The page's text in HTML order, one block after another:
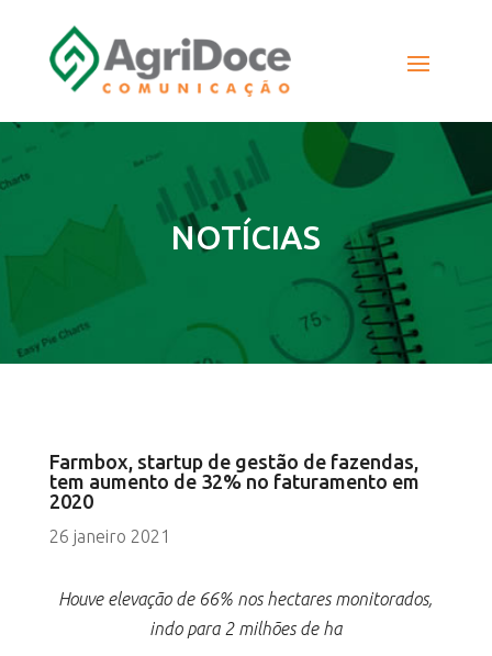
NOTÍCIAS
Farmbox, startup de gestão de fazendas,
tem aumento de 32% no faturamento em
2020
26 janeiro 2021
Houve elevação de 66% nos hectares monitorados,
indo para 2 milhões de ha